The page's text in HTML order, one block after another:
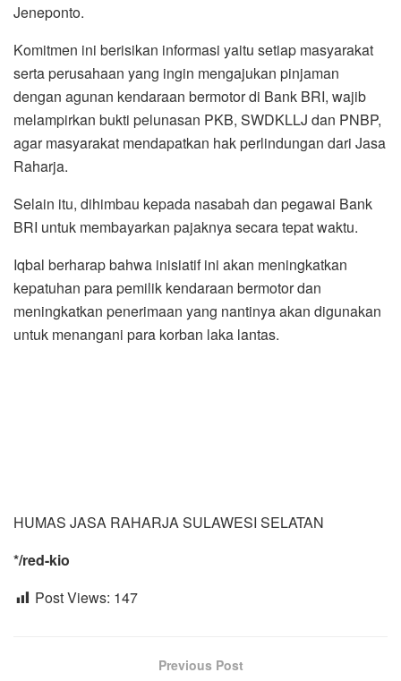
Jeneponto.
Komitmen ini berisikan informasi yaitu setiap masyarakat
serta perusahaan yang ingin mengajukan pinjaman
dengan agunan kendaraan bermotor di Bank BRI, wajib
melampirkan bukti pelunasan PKB, SWDKLLJ dan PNBP,
agar masyarakat mendapatkan hak perlindungan dari Jasa
Raharja.
Selain itu, dihimbau kepada nasabah dan pegawai Bank
BRI untuk membayarkan pajaknya secara tepat waktu.
Iqbal berharap bahwa inisiatif ini akan meningkatkan
kepatuhan para pemilik kendaraan bermotor dan
meningkatkan penerimaan yang nantinya akan digunakan
untuk menangani para korban laka lantas.
HUMAS JASA RAHARJA SULAWESI SELATAN
*/red-kio
Post Views: 147
Previous Post